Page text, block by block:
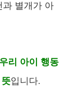
과 별개가 아
리 아이 행동
입니다.